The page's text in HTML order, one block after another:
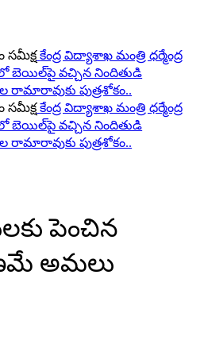
కేంద్ర విద్యాశాఖ మంత్రి ధర్మేంద్ర
వచ్చిన నిందితుడి
పుత్రశోకం..
కేంద్ర విద్యాశాఖ మంత్రి ధర్మేంద్ర
వచ్చిన నిందితుడి
పుత్రశోకం..
పెంచిన
అమలు